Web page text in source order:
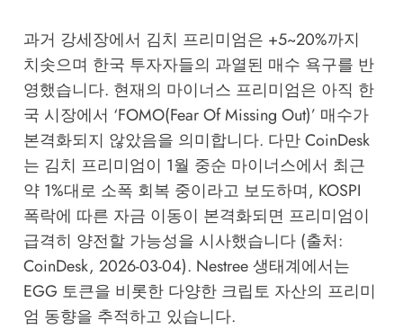
과거 강세장에서 김치 프리미엄은 +5~20%까지
치솟으며 한국 투자자들의 과열된 매수 욕구를 반
영했습니다. 현재의 마이너스 프리미엄은 아직 한
국 시장에서 ‘FOMO(Fear Of Missing Out)’ 매수가
본격화되지 않았음을 의미합니다. 다만 CoinDesk
는 김치 프리미엄이 1월 중순 마이너스에서 최근
약 1%대로 소폭 회복 중이라고 보도하며, KOSPI
폭락에 따른 자금 이동이 본격화되면 프리미엄이
급격히 양전할 가능성을 시사했습니다 (출처:
CoinDesk, 2026-03-04). Nestree 생태계에서는
EGG 토큰을 비롯한 다양한 크립토 자산의 프리미
엄 동향을 추적하고 있습니다.